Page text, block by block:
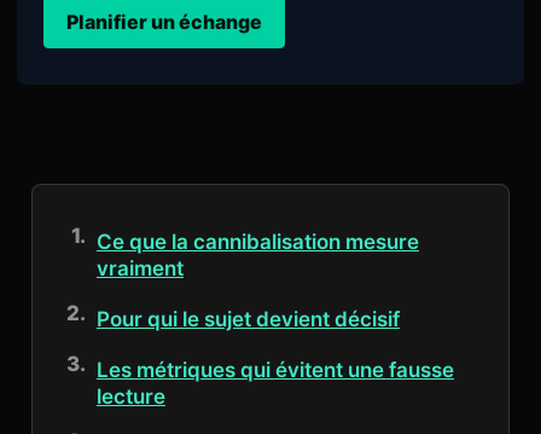
Planifier un échange
Ce que la cannibalisation mesure
vraiment
Pour qui le sujet devient décisif
Les métriques qui évitent une fausse
lecture